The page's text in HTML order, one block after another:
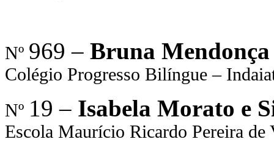
Nº 969 – Bruna
Colégio Progresso Bilíngue –
Nº 19 – Isabela Morato e
Escola Maurício Ricardo Pereira de